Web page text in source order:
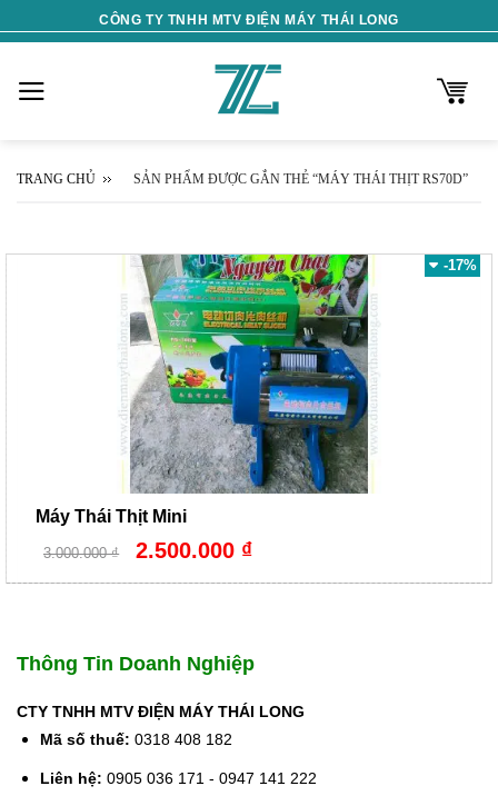
to
CÔNG TY TNHH MTV ĐIỆN MÁY THÁI LONG
TRANG CHỦ SẢN PHẨM ĐƯỢC GẮN THẺ “MÁY THÁI THỊT RS70D”
-17%
Máy Thái Thịt Mini
3.000.000₫
Giá
gốc
3.000.000 ₫.
2.500.000 ₫Giá
hiện
là:
Thông Tin Doanh Nghiệp
CTY TNHH MTV ĐIỆN MÁY THÁI LONG
Mã số thuế: 0318 408 182
Liên hệ: 0905 036 171 - 0947 141 222